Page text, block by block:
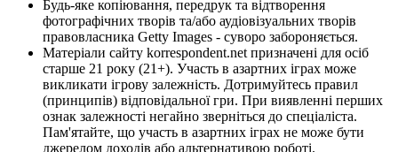
Будь-яке копіювання, передрук та відтворення
фотографічних творів та/або аудіовізуальних творів
правовласника Getty Images - суворо забороняється.
Матеріали сайту korrespondent.net призначені для осіб
старше 21 року (21+). Участь в азартних іграх може
викликати ігрову залежність. Дотримуйтесь правил
(принципів) відповідальної гри. При виявленні перших
ознак залежності негайно зверніться до спеціаліста.
Пам'ятайте, що участь в азартних іграх не може бути
джерелом доходів або альтернативою роботі.